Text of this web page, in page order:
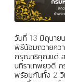
วันที่ 13 มิถุนา
พิธีน้อมถวายคว
กรุณาธิคุณแด่ ส
นทิราเทพยวดี
พร้อมกันทั้ง 2 วิ